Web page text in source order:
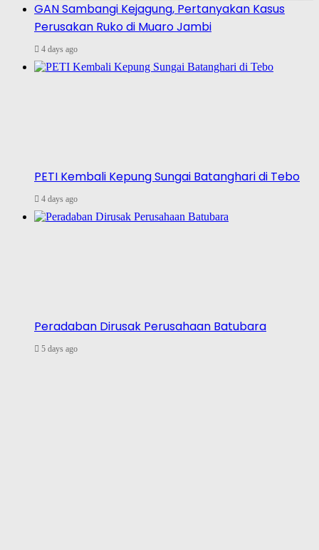
GAN Sambangi Kejagung, Pertanyakan Kasus
Perusakan Ruko di Muaro Jambi
4 days ago
PETI Kembali Kepung Sungai Batanghari di Tebo
4 days ago
Peradaban Dirusak Perusahaan Batubara
5 days ago